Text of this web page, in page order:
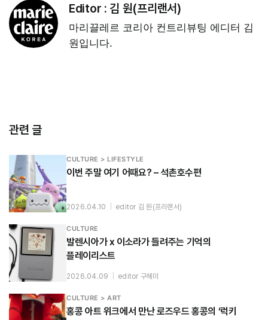
Editor : 김 원(프리랜서)
마리끌레르 코리아 컨트리뷰팅 에디터 김
원입니다.
관련 글
CULTURE > LIFESTYLE
이번 주말 여기 어때요? – 석촌호수편
2026.04.10 editor 김 원(프리랜서)
CULTURE
발렌시아가 x 이소라가 들려주는 기억의
플레이리스트
2026.04.09 editor 구혜미
CULTURE > ART
홍콩 아트 위크에서 만난 로즈우드 홍콩의 ‘럭키